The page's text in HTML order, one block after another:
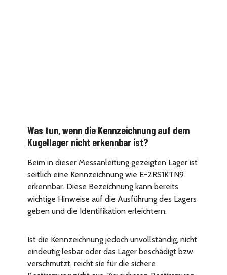
Was tun, wenn die Kennzeichnung auf dem
Kugellager nicht erkennbar ist?
Beim in dieser Messanleitung gezeigten Lager ist
seitlich eine Kennzeichnung wie E-2RS1KTN9
erkennbar. Diese Bezeichnung kann bereits
wichtige Hinweise auf die Ausführung des Lagers
geben und die Identifikation erleichtern.
Ist die Kennzeichnung jedoch unvollständig, nicht
eindeutig lesbar oder das Lager beschädigt bzw.
verschmutzt, reicht sie für die sichere